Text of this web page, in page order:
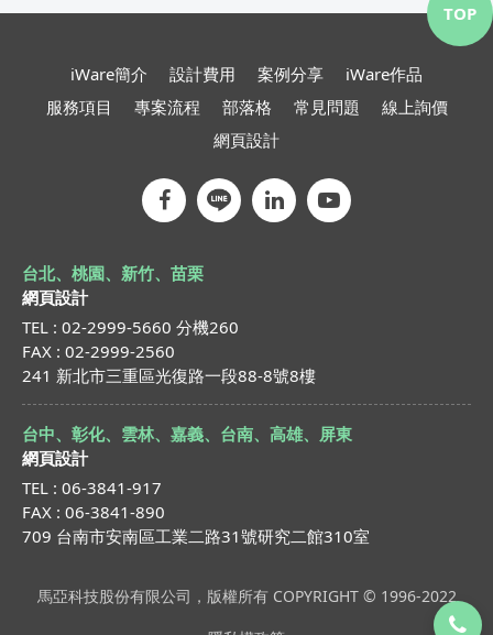
iWare簡介 設計費用 案例分享
iWare作品
服務項目
專案流程 部落格 常見問題
線上詢價
網頁設計
台北、桃園、新竹、苗栗
網頁設計
TEL : 02-2999-5660 分機260
FAX : 02-2999-2560
241 新北市三重區光復路一段88-8號8樓
台中、彰化、雲林、嘉義、台南、高雄、屏東
網頁設計
TEL : 06-3841-917
FAX : 06-3841-890
709 台南市安南區工業二路31號研究二館310室
馬亞科技股份有限公司，版權所有 COPYRIGHT © 1996-2022
TOP